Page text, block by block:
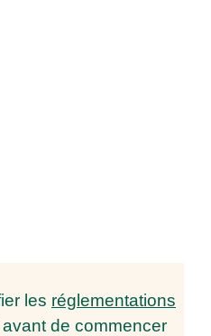
les réglementations
de commencer